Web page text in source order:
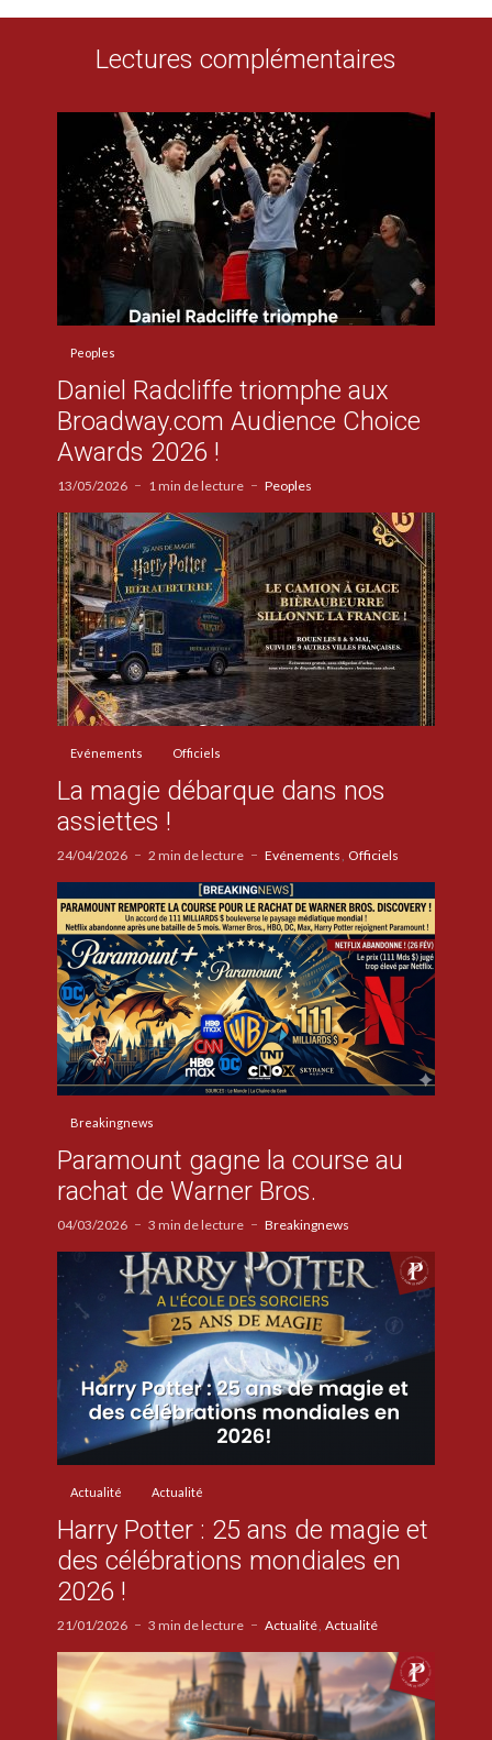
Lectures complémentaires
Peoples
Daniel Radcliffe triomphe aux
Broadway.com Audience Choice
Awards 2026 !
13/05/2026 1 min de lecture Peoples
Evénements Officiels
La magie débarque dans nos
assiettes !
24/04/2026 2 min de lecture Evénements Officiels
Breakingnews
Paramount gagne la course au
rachat de Warner Bros.
04/03/2026 3 min de lecture Breakingnews
Actualité Actualité
Harry Potter : 25 ans de magie et
des célébrations mondiales en
2026 !
21/01/2026 3 min de lecture Actualité Actualité